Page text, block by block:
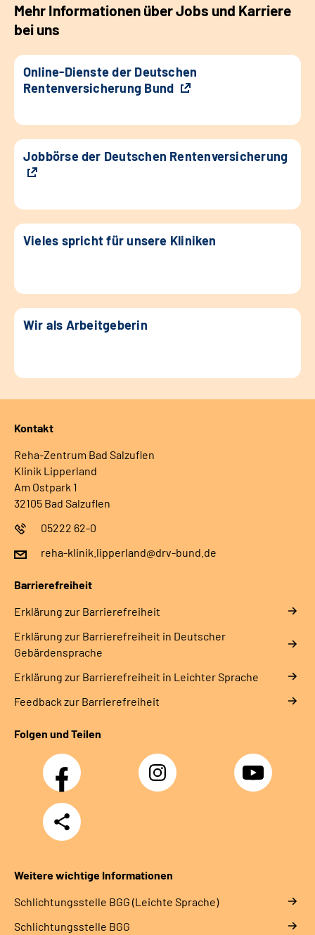
Mehr Informationen über Jobs und Karriere
bei uns
Online-Dienste der Deutschen
Rentenversicherung Bund
Jobbörse der Deutschen Rentenversicherung
Vieles spricht für unsere Kliniken
Wir als Arbeitgeberin
Kontakt
Reha-Zentrum Bad Salzuflen
Klinik Lipperland
Am Ostpark 1
32105 Bad Salzuflen
05222 62-0
reha-klinik.lipperland@drv-bund.de
Barrierefreiheit
Erklärung zur Barrierefreiheit
Erklärung zur Barrierefreiheit in Deutscher
Gebärdensprache
Erklärung zur Barrierefreiheit in Leichter Sprache
Feedback zur Barrierefreiheit
Folgen und Teilen
Facebook Instagram YouTube
Teilen
Weitere wichtige Informationen
Schlich­tungs­stel­le BGG (Leichte Sprache)
Schlich­tungs­stel­le BGG